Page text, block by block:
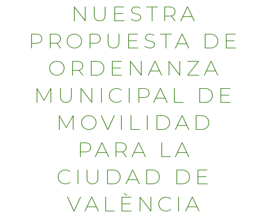
NUESTRA
PROPUESTA DE
ORDENANZA
MUNICIPAL DE
MOVILIDAD
PARA LA
CIUDAD DE
VALÈNCIA